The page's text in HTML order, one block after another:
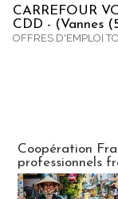
CARREFOUR
CDD - (Vannes
OFFRES D'EMPLOI
Coopération
professionnels